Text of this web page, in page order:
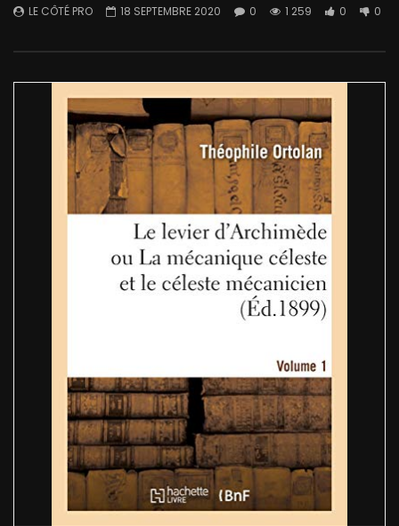
LE CÔTÉ PRO 18 SEPTEMBRE 2020 0 1 259 0 0